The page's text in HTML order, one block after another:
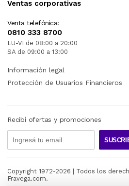
Ventas corporativas
Venta telefónica:
0810 333 8700
LU-VI de 08:00 a 20:00
SA de 09:00 a 13:00
Información legal
Protección de Usuarios Financieros
Recibí ofertas y promociones
Copyright 1972-2026 | Todos los
Fravega.com.